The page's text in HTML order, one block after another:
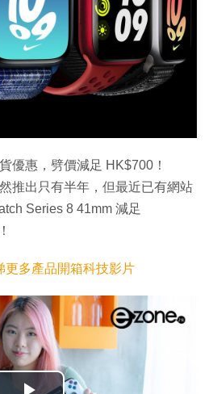
優惠，劈價減足 HK$700！
推出只有半年，但最近已有網站
Series 8 41mm 減足
更多產品開箱科技影片